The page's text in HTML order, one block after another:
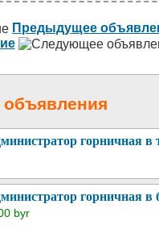
Предыдущее
горничная в
горничная в
byr